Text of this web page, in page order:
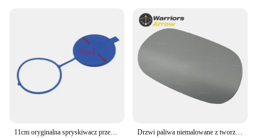
11cm oryginalna spryskiwacz przedniej szyby zbiornik płynu Cap 1248690272 A1248690272 dla Mercedes Benz A B C E 150-320 Drzwi paliwa niemalowane z tworzywa sztucznego A2057570106 2057570106 dla Mercedes-Benz C300 2015-2020 C350 2016-2018 C400 2015 C450 2016